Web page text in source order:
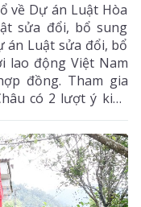
về Dự án Luật Hòa
sửa đổi, bổ sung
án Luật sửa đổi, bổ
lao động Việt Nam
đồng. Tham gia
có 2 lượt ý kiến
(sửa đổi) và Dự án
Luật Xuất bản.